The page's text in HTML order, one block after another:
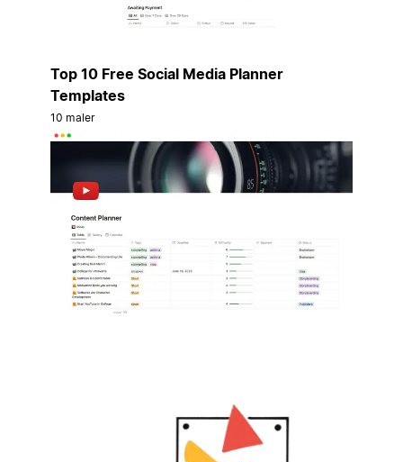
Top 10 Free Social Media Planner
Templates
10 maler